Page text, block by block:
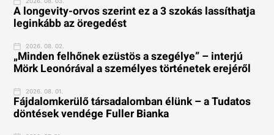
A longevity-orvos szerint ez a 3 szokás lassíthatja
leginkább az öregedést
2026. 08. 02.
„Minden felhőnek ezüstös a szegélye” – interjú
Mörk Leonórával a személyes történetek erejéről
2026. 08. 01.
Fájdalomkerülő társadalomban élünk – a Tudatos
döntések vendége Fuller Bianka